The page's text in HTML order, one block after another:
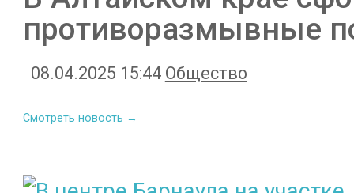
противоразмывные
08.04.2025 15:44 Общество
Смотреть новость →